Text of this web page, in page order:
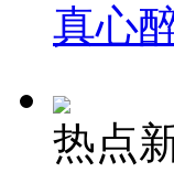
真心
热点